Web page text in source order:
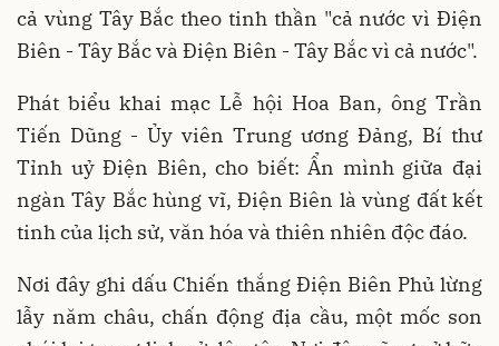
cả vùng Tây Bắc theo tinh thần "cả nước vì Điện
Biên - Tây Bắc và Điện Biên - Tây Bắc vì cả nước".
Phát biểu khai mạc Lễ hội Hoa Ban, ông Trần
Tiến Dũng - Ủy viên Trung ương Đảng, Bí thư
Tỉnh uỷ Điện Biên, cho biết: Ẩn mình giữa đại
ngàn Tây Bắc hùng vĩ, Điện Biên là vùng đất kết
tinh của lịch sử, văn hóa và thiên nhiên độc đáo.
Nơi đây ghi dấu Chiến thắng Điện Biên Phủ lừng
lẫy năm châu, chấn động địa cầu, một mốc son